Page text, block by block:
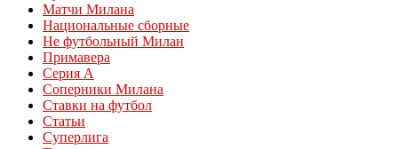
Матчи Милана
Национальные сборные
Не футбольный Милан
Примавера
Серия А
Соперники Милана
Ставки на футбол
Статьи
Суперлига